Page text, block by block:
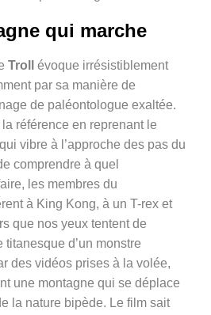
qui marche
Troll
évoque irrésistiblement
par sa manière de
de paléontologue exaltée.
référence en reprenant le
vibre à l’approche des pas du
comprendre à quel
les membres du
à King Kong, à un T-rex et
que nos yeux tentent de
d’un monstre
des vidéos prises à la volée,
une montagne qui se déplace
la nature bipède. Le film sait